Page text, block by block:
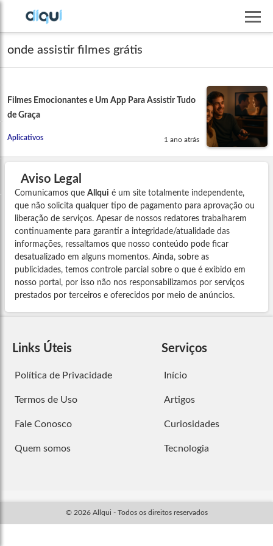
onde assistir filmes grátis
Filmes Emocionantes e Um App Para Assistir Tudo
de Graça
Aplicativos 1 ano atrás
Aviso Legal
Comunicamos que Allqui é um site totalmente independente,
que não solicita qualquer tipo de pagamento para aprovação ou
liberação de serviços. Apesar de nossos redatores trabalharem
continuamente para garantir a integridade/atualidade das
informações, ressaltamos que nosso conteúdo pode ficar
desatualizado em alguns momentos. Ainda, sobre as
publicidades, temos controle parcial sobre o que é exibido em
nosso portal, por isso não nos responsabilizamos por serviços
prestados por terceiros e oferecidos por meio de anúncios.
Links Úteis
Política de Privacidade
Termos de Uso
Fale Conosco
Quem somos
Serviços
Início
Artigos
Curiosidades
Tecnologia
© 2026 Allqui - Todos os direitos reservados